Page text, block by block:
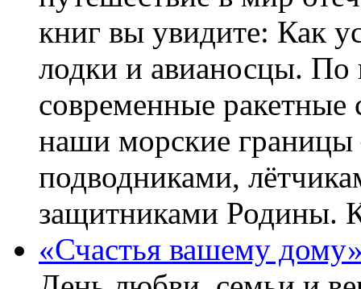
книг вы увидите: Как
лодки и авианосцы.
современные ракетные
наши морские
подводниками,
защитниками Родины.
«Счастья вашему